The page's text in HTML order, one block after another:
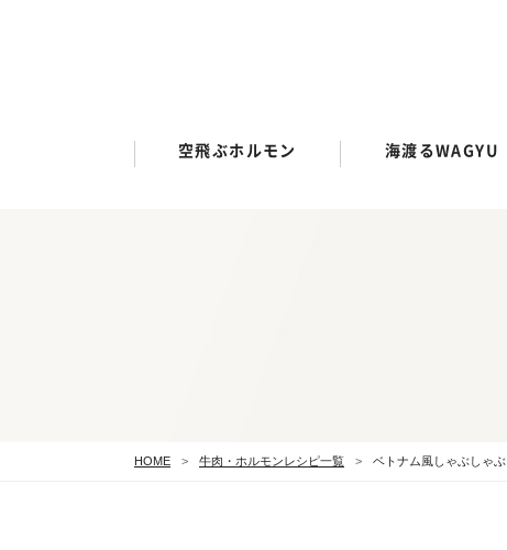
空飛ぶホルモン 海渡るWAGYU
HOME 牛肉・ホルモンレシピ一覧 ベトナム風しゃぶしゃぶ